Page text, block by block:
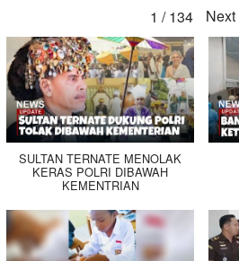
1 / 134 Next
SULTAN TERNATE MENOLAK
KERAS POLRI DIBAWAH
KEMENTRIAN